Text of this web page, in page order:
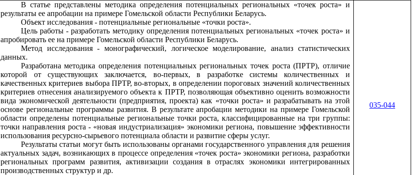
В статье представлены методика определения потенциальных региональных «точек роста» и
результаты ее апробации на примере Гомельской области Республики Беларусь.
Объект исследования - потенциальные региональные «точки роста».
Цель работы - разработать методику определения потенциальных региональных «точек роста» и
апробировать ее на примере Гомельской области Республики Беларусь.
Метод исследования - монографический, логическое моделирование, анализ статистических
данных.
Разработана методика определения потенциальных региональных точек роста (ПРТР), отличие
которой от существующих заключается, во-первых, в разработке системы количественных и
качественных критериев выбора ПРТР, во-вторых, в определении пороговых значений количественных
критериев отнесения анализируемого объекта к ПРТР, позволяющая объективно оценить возможности
вида экономической деятельности (предприятия, проекта) как «точки роста» и разрабатывать на этой
основе региональные программы развития. В результате апробации методики на примере Гомельской
области определены потенциальные региональные точки роста, классифицированные на три группы:
точки направления роста - «новая индустриализация» экономики региона, повышение эффективности
использования ресурсно-сырьевого потенциала области и развитие сферы услуг.
Результаты статьи могут быть использованы органами государственного управления для решения
актуальных задач, возникающих в процессе определения «точек роста» экономики региона, разработки
региональных программ развития, активизации создания в отраслях экономики интегрированных
производственных структур и др.
035-044